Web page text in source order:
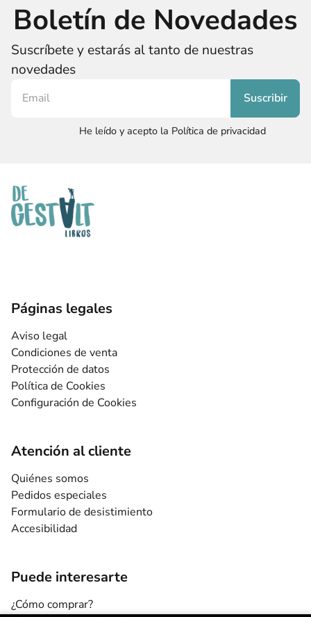
Boletín de Novedades
Suscríbete y estarás al tanto de nuestras
novedades
He leído y acepto la Política de privacidad
Páginas legales
Aviso legal
Condiciones de venta
Protección de datos
Política de Cookies
Configuración de Cookies
Atención al cliente
Quiénes somos
Pedidos especiales
Formulario de desistimiento
Accesibilidad
Puede interesarte
¿Cómo comprar?